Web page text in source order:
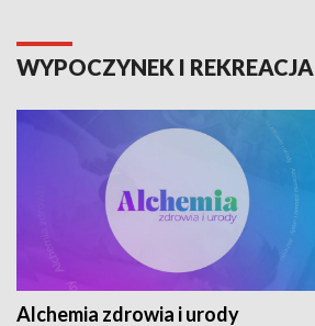
WYPOCZYNEK I REKREACJA
Alchemia zdrowia i urody